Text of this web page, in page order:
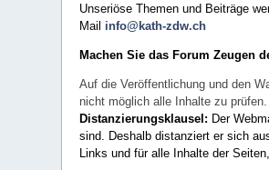
Unseriöse Themen und Beiträge
Mail info@kath-zdw.ch
Machen Sie das Forum Zeugen
Auf die Veröffentlichung und den
nicht möglich alle Inhalte zu
Distanzierungsklausel: Der
sind. Deshalb distanziert er sich
Links und für alle Inhalte der